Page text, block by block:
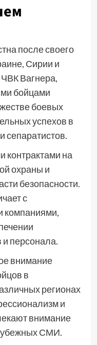
после своего
Сирии и
ЧВК Вагнера,
бойцами
боевых
успехов в
сепаратистов.
контрактами на
охраны и
безопасности.
с
компаниями,
и персонала.
внимание
в
регионах
и
внимание
СМИ.